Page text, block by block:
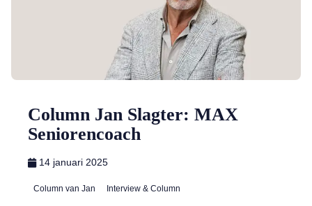
Column Jan Slagter: MAX
Seniorencoach
14 januari 2025
Column van Jan Interview & Column